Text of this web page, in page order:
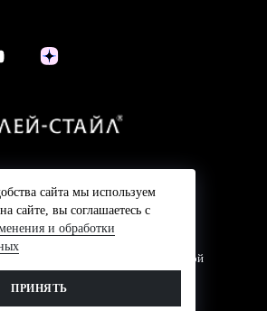
Cтайл
цены не являются публичной офертой
сайта мы используем
сайте, вы соглашаетесь с
и обработки
ПРИНЯТЬ